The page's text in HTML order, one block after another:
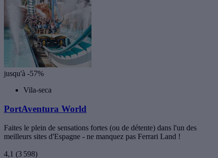
jusqu'à -57%
Vila-seca
PortAventura World
Faites le plein de sensations fortes (ou de détente) dans l'un des
meilleurs sites d'Espagne - ne manquez pas Ferrari Land !
4,1 (3 598)